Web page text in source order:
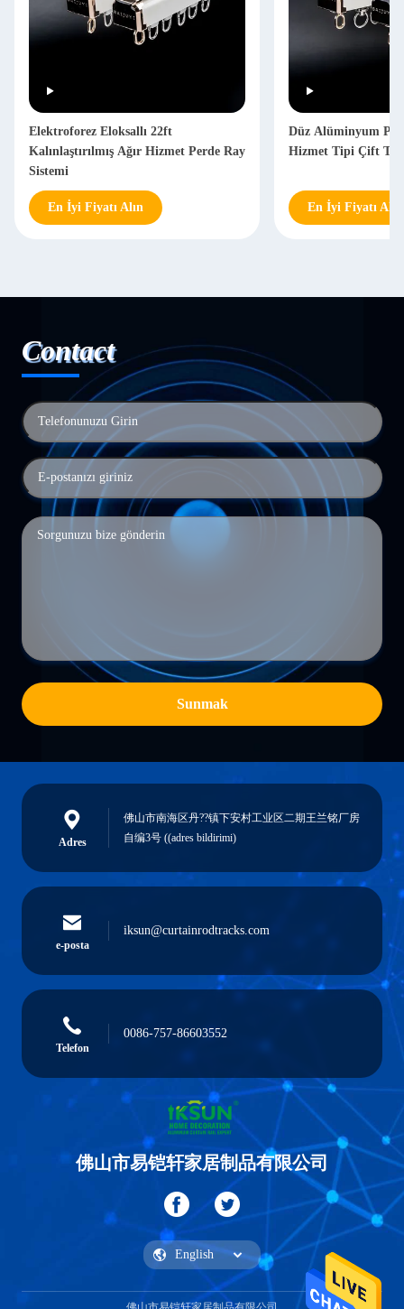
Elektroforez Eloksallı 22ft
Kalınlaştırılmış Ağır Hizmet Perde Ray
Sistemi
En İyi Fiyatı Alın
Düz Alüminyum
Hizmet Tipi Çift
En İyi Fiyatı Alın
Contact
Sunmak
Adres
佛山市南海区丹??镇下安村工业区二期王兰铭厂房
自编3号 ((adres bildirimi)
e-posta
iksun@curtainrodtracks.com
Telefon
0086-757-86603552
佛山市易铠轩家居制品有限公司